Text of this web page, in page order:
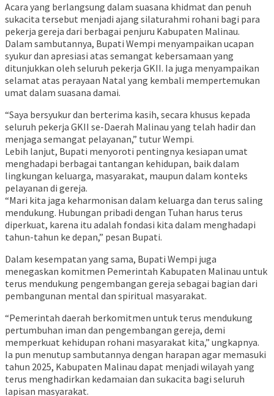
Acara yang berlangsung dalam suasana khidmat dan penuh
sukacita tersebut menjadi ajang silaturahmi rohani bagi para
pekerja gereja dari berbagai penjuru Kabupaten Malinau.
Dalam sambutannya, Bupati Wempi menyampaikan ucapan
syukur dan apresiasi atas semangat kebersamaan yang
ditunjukkan oleh seluruh pekerja GKII. Ia juga menyampaikan
selamat atas perayaan Natal yang kembali mempertemukan
umat dalam suasana damai.
“Saya bersyukur dan berterima kasih, secara khusus kepada
seluruh pekerja GKII se-Daerah Malinau yang telah hadir dan
menjaga semangat pelayanan,” tutur Wempi.
Lebih lanjut, Bupati menyoroti pentingnya kesiapan umat
menghadapi berbagai tantangan kehidupan, baik dalam
lingkungan keluarga, masyarakat, maupun dalam konteks
pelayanan di gereja.
“Mari kita jaga keharmonisan dalam keluarga dan terus saling
mendukung. Hubungan pribadi dengan Tuhan harus terus
diperkuat, karena itu adalah fondasi kita dalam menghadapi
tahun-tahun ke depan,” pesan Bupati.
Dalam kesempatan yang sama, Bupati Wempi juga
menegaskan komitmen Pemerintah Kabupaten Malinau untuk
terus mendukung pengembangan gereja sebagai bagian dari
pembangunan mental dan spiritual masyarakat.
“Pemerintah daerah berkomitmen untuk terus mendukung
pertumbuhan iman dan pengembangan gereja, demi
memperkuat kehidupan rohani masyarakat kita,” ungkapnya.
Ia pun menutup sambutannya dengan harapan agar memasuki
tahun 2025, Kabupaten Malinau dapat menjadi wilayah yang
terus menghadirkan kedamaian dan sukacita bagi seluruh
lapisan masyarakat.